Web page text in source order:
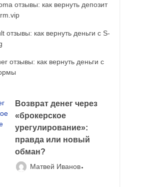
отзывы: как вернуть депозит
отзывы: как вернуть деньги с S-
отзывы: как вернуть деньги с
Возврат денег через
«брокерское
урегулирование»:
правда или новый
обман?
Матвей Иванов